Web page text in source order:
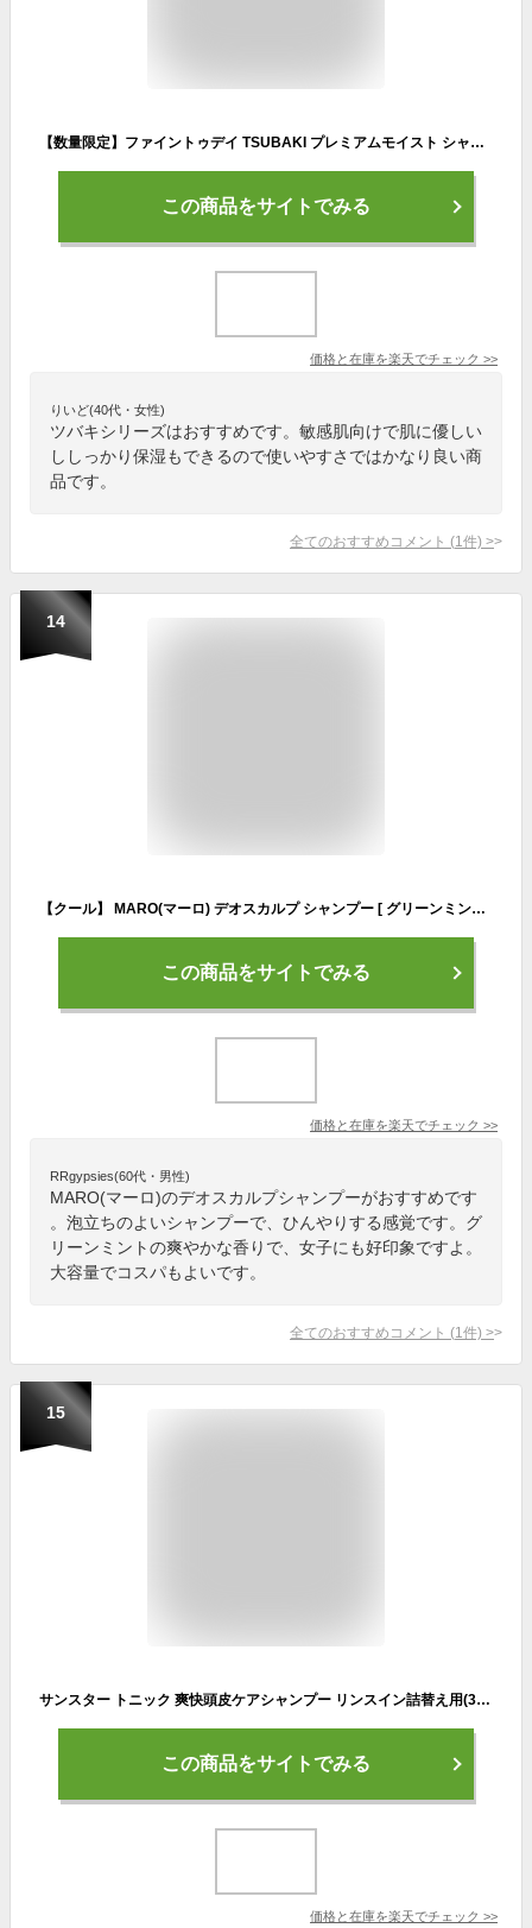
【数量限定】ファイントゥデイ TSUBAKI プレミアムモイスト シャンプー つめかえ用 1000ml（4901872466115）※無くなり次第終了 パッケージ変更の場合あり
この商品をサイトでみる
価格と在庫を楽天でチェック >>
りいど(40代・女性)
ツバキシリーズはおすすめです。敏感肌向けで肌に優しい
ししっかり保湿もできるので使いやすさではかなり良い商
品です。
全てのおすすめコメント (1 件) >
14
【クール】 MARO(マーロ) デオスカルプ シャンプー [ グリーンミントの香り ] 400ml メンズ
この商品をサイトでみる
価格と在庫を楽天でチェック >>
RRgypsies(60代・男性)
MARO(マーロ)のデオスカルプシャンプーがおすすめです
。泡立ちのよいシャンプーで、ひんやりする感覚です。グ
リーンミントの爽やかな香りで、女子にも好印象ですよ。
大容量でコスパもよいです。
全てのおすすめコメント (1 件) >
15
サンスター トニック 爽快頭皮ケアシャンプー リンスイン詰替え用(340ml)【サンスタートニック】[シャンプー メンズシャンプー 詰め替え メンズ 男性]
この商品をサイトでみる
価格と在庫を楽天でチェック >>